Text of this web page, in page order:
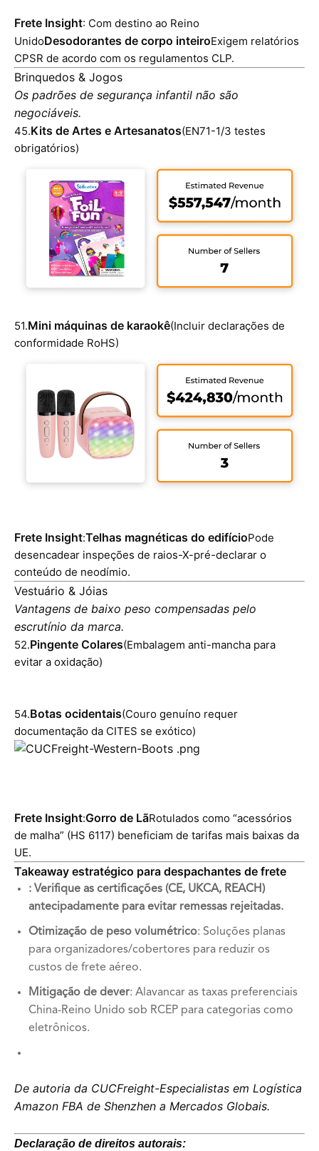
Frete Insight: Com destino ao Reino
UnidoDesodorantes de corpo inteiroExigem relatórios
CPSR de acordo com os regulamentos CLP.
Brinquedos & Jogos
Os padrões de segurança infantil não são
negociáveis.
45.Kits de Artes e Artesanatos(EN71-1/3 testes
obrigatórios)
51.Mini máquinas de karaokê(Incluir declarações de
conformidade RoHS)
Frete Insight:Telhas magnéticas do edifícioPode
desencadear inspeções de raios-X-pré-declarar o
conteúdo de neodímio.
Vestuário & Jóias
Vantagens de baixo peso compensadas pelo
escrutínio da marca.
52.Pingente Colares(Embalagem anti-mancha para
evitar a oxidação)
54.Botas ocidentais(Couro genuíno requer
documentação da CITES se exótico)
Frete Insight:Gorro de LãRotulados como “acessórios
de malha” (HS 6117) beneficiam de tarifas mais baixas da
UE.
Takeaway estratégico para despachantes de frete
: Verifique as certificações (CE, UKCA, REACH)
antecipadamente para evitar remessas rejeitadas.
Otimização de peso volumétrico: Soluções planas
para organizadores/cobertores para reduzir os
custos de frete aéreo.
Mitigação de dever: Alavancar as taxas preferenciais
China-Reino Unido sob RCEP para categorias como
eletrônicos.
De autoria da CUCFreight-Especialistas em Logística
Amazon FBA de Shenzhen a Mercados Globais.
Declaração de direitos autorais: